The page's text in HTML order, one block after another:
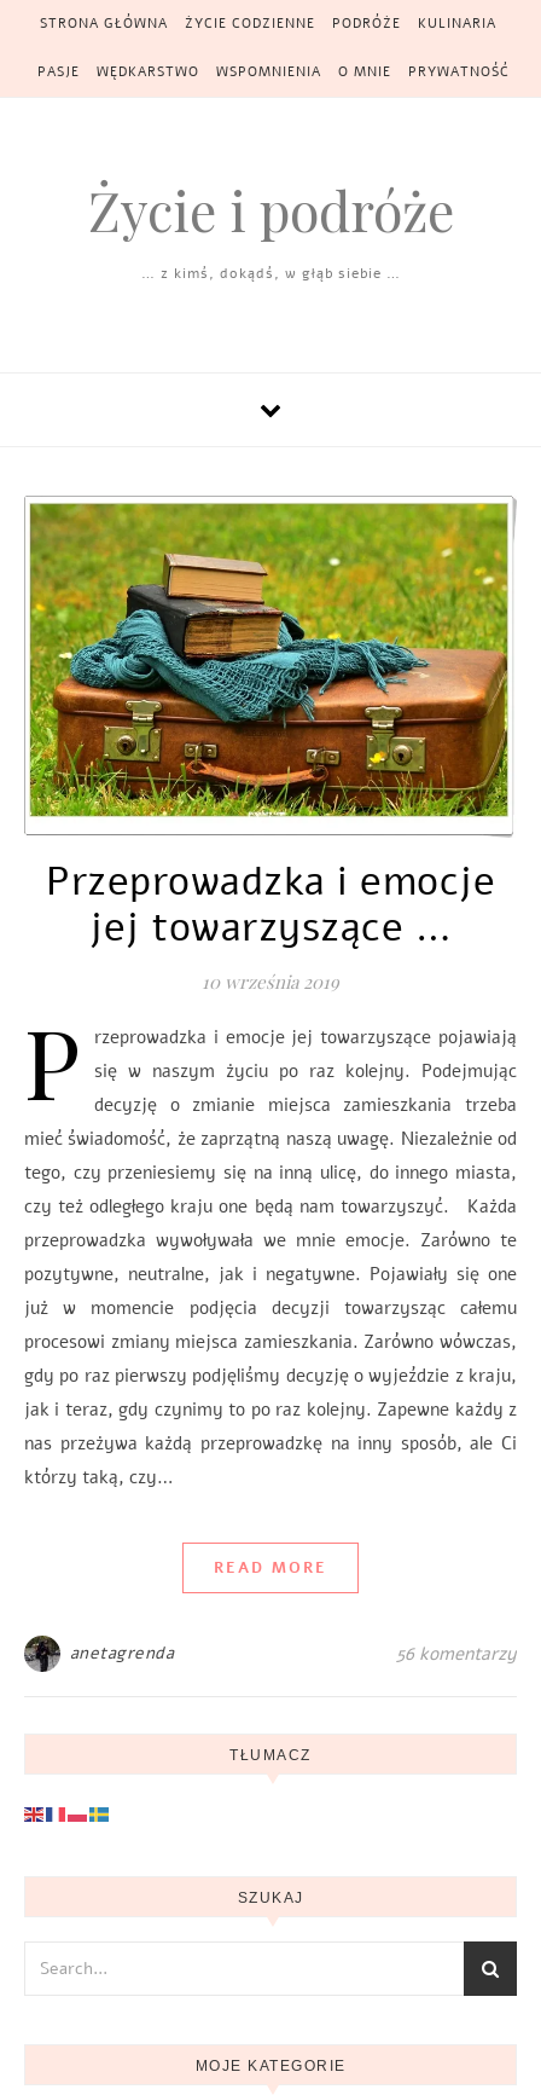
Skip to content
STRONA GŁÓWNA ŻYCIE CODZIENNE PODRÓŻE KULINARIA
PASJE WĘDKARSTWO WSPOMNIENIA O MNIE PRYWATNOŚĆ
Życie i podróże
… z kimś, dokądś, w głąb siebie …
Przeprowadzka i emocje
jej towarzyszące …
10 września 2019
P
rzeprowadzka i emocje jej towarzyszące pojawiają
się w naszym życiu po raz kolejny. Podejmując
decyzję o zmianie miejsca zamieszkania trzeba
mieć świadomość, że zaprzątną naszą uwagę. Niezależnie od
tego, czy przeniesiemy się na inną ulicę, do innego miasta,
czy też odległego kraju one będą nam towarzyszyć. Każda
przeprowadzka wywoływała we mnie emocje. Zarówno te
pozytywne, neutralne, jak i negatywne. Pojawiały się one
już w momencie podjęcia decyzji towarzysząc całemu
procesowi zmiany miejsca zamieszkania. Zarówno wówczas,
gdy po raz pierwszy podjęliśmy decyzję o wyjeździe z kraju,
jak i teraz, gdy czynimy to po raz kolejny. Zapewne każdy z
nas przeżywa każdą przeprowadzkę na inny sposób, ale Ci
którzy taką, czy…
READ MORE
anetagrenda 56 komentarzy
TŁUMACZ
SZUKAJ
MOJE KATEGORIE